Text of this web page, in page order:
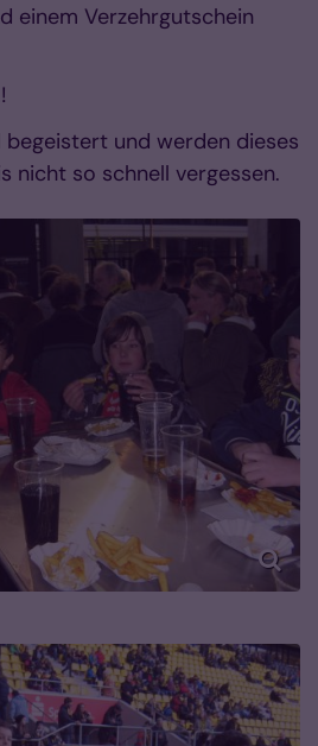
einem Verzehrgutschein
und werden dieses
nicht so schnell vergessen.